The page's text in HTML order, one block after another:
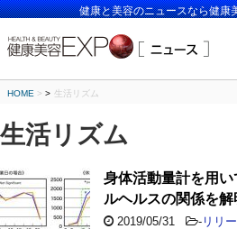
健康と美容のニュースなら健康
HOME > 生活リズム
生活リズム
身体活動量計を用
ルヘルスの関係を解
2019/05/31 - リリ